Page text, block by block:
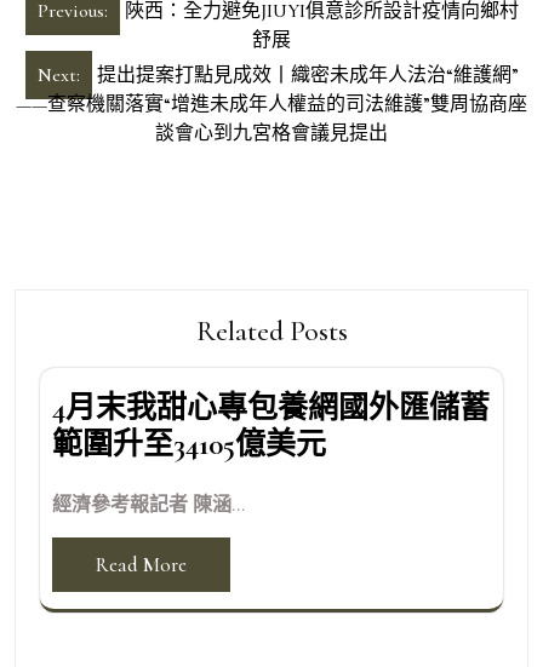
章
導
覽
Previous:
陜西：全力避免JIUYI俱意診所設計疫情向鄉村
舒展
Next:
提出提案打點見成效丨織密未成年人法治“維護網”
——查察機關落實“增進未成年人權益的司法維護”雙周協商座
談會心到九宮格會議見提出
Related Posts
4月末我甜心專包養網國外匯儲蓄
範圍升至34105億美元
經濟參考報記者 陳涵...
Read More